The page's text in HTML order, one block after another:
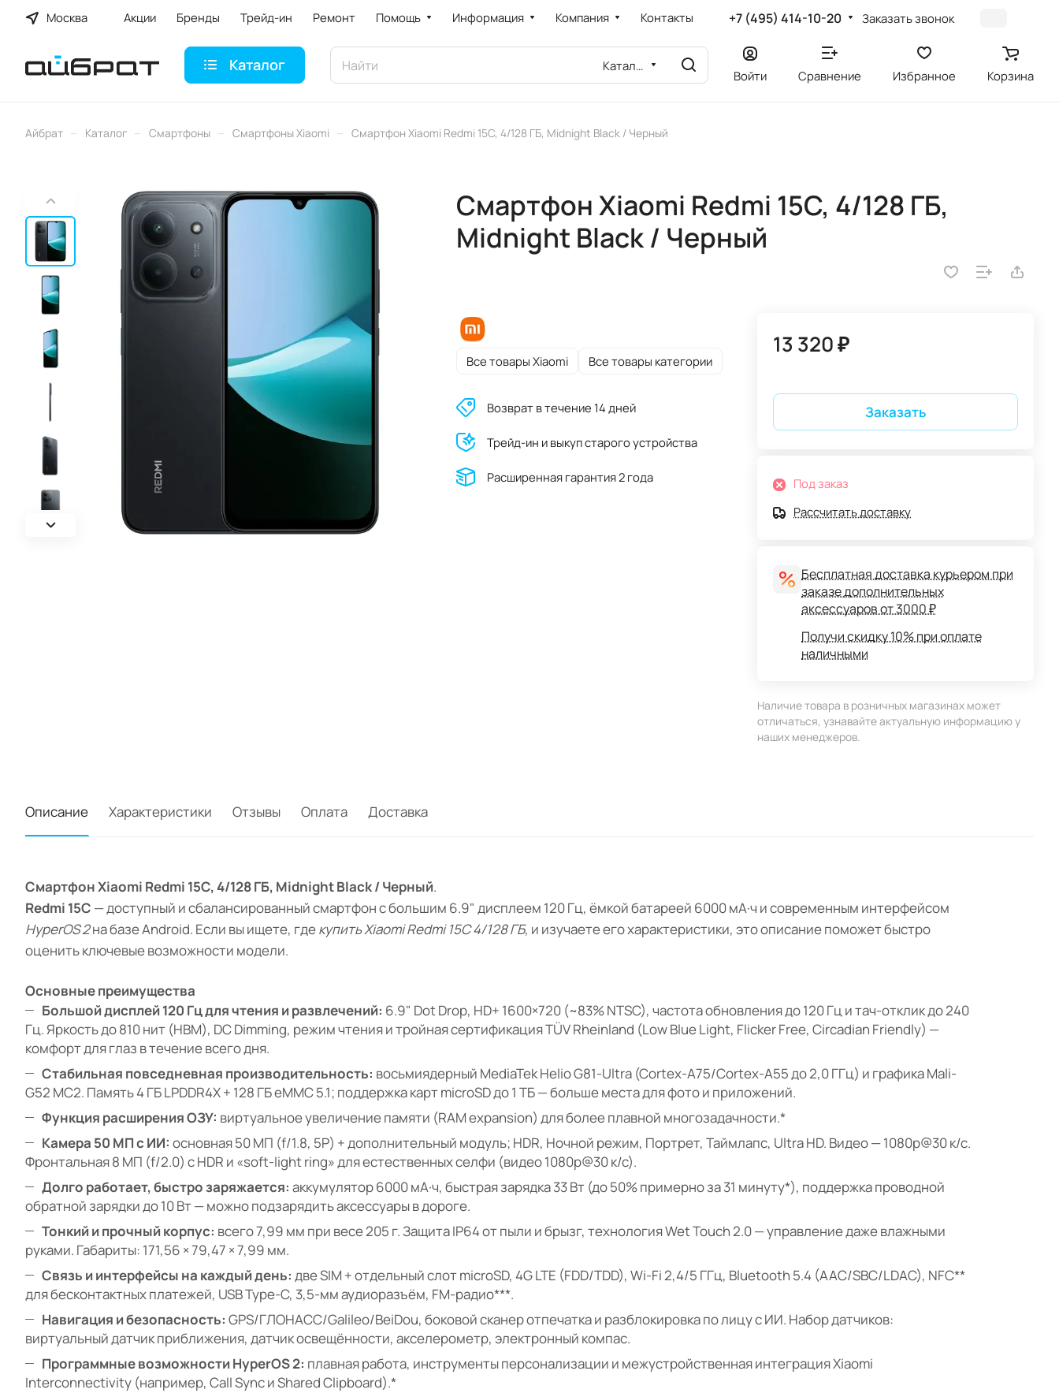
Москва Акции Бренды Трейд-ин Ремонт Помощь Информация Компания Контакты +7 (495) 414-10-20 Заказать звонок
Каталог Каталог
Войти Сравнение Избранное Корзина
Айбрат – Каталог – Смартфоны – Смартфоны Xiaomi – Смартфон Xiaomi Redmi 15C, 4/128 ГБ, Midnight Black / Черный
Смартфон Xiaomi Redmi 15C, 4/128 ГБ,
Midnight Black / Черный
Все товары Xiaomi Все товары категории
Возврат в течение 14 дней
Трейд-ин и выкуп старого устройства
Расширенная гарантия 2 года
13 320 ₽
Заказать
Под заказ
Рассчитать доставку
Бесплатная доставка курьером при
заказе дополнительных
аксессуаров от 3000 ₽
Получи скидку 10% при оплате
наличными
Наличие товара в розничных магазинах может
отличаться, узнавайте актуальную информацию у
наших менеджеров.
Описание Характеристики Отзывы Оплата Доставка
Смартфон Xiaomi Redmi 15C, 4/128 ГБ, Midnight Black / Черный.
Redmi 15C — доступный и сбалансированный смартфон с большим 6.9" дисплеем 120 Гц, ёмкой батареей 6000 мА·ч и современным интерфейсом
HyperOS 2на базе Android. Если вы ищете, гдекупить Xiaomi Redmi 15C 4/128 ГБ, и изучаете его характеристики, это описание поможет быстро
оценить ключевые возможности модели.
Основные преимущества
Большой дисплей 120 Гц для чтения и развлечений: 6.9" Dot Drop, HD+ 1600×720 (~83% NTSC), частота обновления до 120 Гц и тач-отклик до 240
Гц. Яркость до 810 нит (HBM), DC Dimming, режим чтения и тройная сертификация TÜV Rheinland (Low Blue Light, Flicker Free, Circadian Friendly) —
комфорт для глаз в течение всего дня.
Стабильная повседневная производительность: восьмиядерный MediaTek Helio G81-Ultra (Cortex-A75/Cortex-A55 до 2,0 ГГц) и графика Mali-
G52 MC2. Память 4 ГБ LPDDR4X + 128 ГБ eMMC 5.1; поддержка карт microSD до 1 ТБ — больше места для фото и приложений.
Функция расширения ОЗУ: виртуальное увеличение памяти (RAM expansion) для более плавной многозадачности.*
Камера 50 МП с ИИ: основная 50 МП (f/1.8, 5P) + дополнительный модуль; HDR, Ночной режим, Портрет, Таймлапс, Ultra HD. Видео — 1080p@30 к/с.
Фронтальная 8 МП (f/2.0) с HDR и «soft-light ring» для естественных селфи (видео 1080p@30 к/с).
Долго работает, быстро заряжается: аккумулятор 6000 мА·ч, быстрая зарядка 33 Вт (до 50% примерно за 31 минуту*), поддержка проводной
обратной зарядки до 10 Вт — можно подзарядить аксессуары в дороге.
Тонкий и прочный корпус: всего 7,99 мм при весе 205 г. Защита IP64 от пыли и брызг, технология Wet Touch 2.0 — управление даже влажными
руками. Габариты: 171,56 × 79,47 × 7,99 мм.
Связь и интерфейсы на каждый день: две SIM + отдельный слот microSD, 4G LTE (FDD/TDD), Wi-Fi 2,4/5 ГГц, Bluetooth 5.4 (AAC/SBC/LDAC), NFC**
для бесконтактных платежей, USB Type-C, 3,5-мм аудиоразъём, FM-радио***.
Навигация и безопасность: GPS/ГЛОНАСС/Galileo/BeiDou, боковой сканер отпечатка и разблокировка по лицу с ИИ. Набор датчиков:
виртуальный датчик приближения, датчик освещённости, акселерометр, электронный компас.
Программные возможности HyperOS 2: плавная работа, инструменты персонализации и межустройственная интеграция Xiaomi
Interconnectivity (например, Call Sync и Shared Clipboard).*